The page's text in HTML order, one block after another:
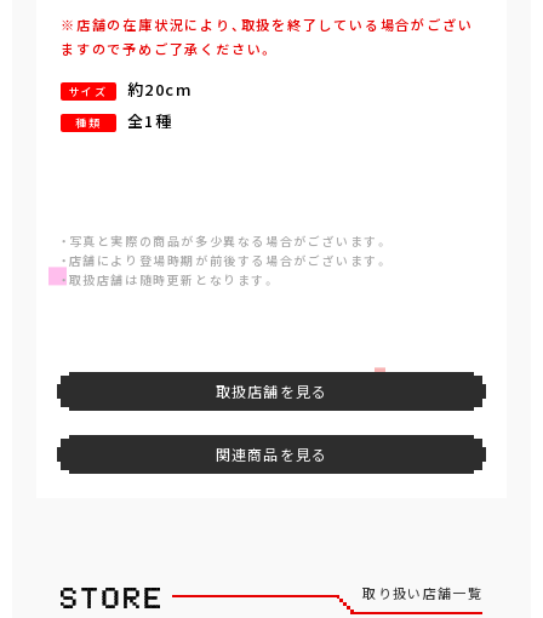
※店舗の在庫状況により、取扱を終了している場合がござい
ますので予めご了承ください。
サイズ 約20cm
種類 全1種
・写真と実際の商品が多少異なる場合がございます。
・店舗により登場時期が前後する場合がございます。
・取扱店舗は随時更新となります。
取扱店舗を見る
関連商品を見る
取り扱い店舗一覧